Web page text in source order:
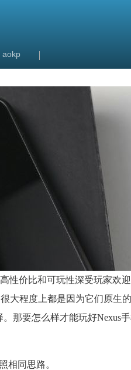
aokp
性价比和可玩性深受玩家欢
大程度上都是因为它们原生
那要怎么样才能玩好Nexus
相同思路。